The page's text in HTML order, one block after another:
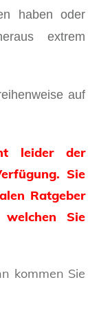
haben oder
extrem
auf
leider der
Sie
Ratgeber
welchen Sie
kommen Sie